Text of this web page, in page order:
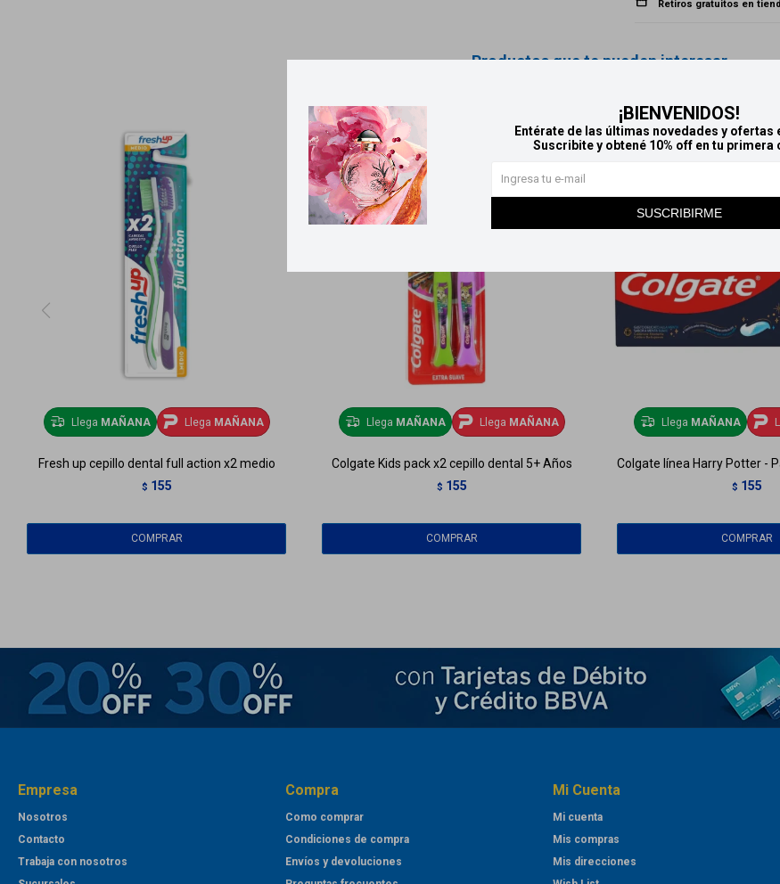
¡BIENVENIDOS!
Entérate de las últimas novedades y ofertas
Suscribite y obtené 10% off en tu primera
SUSCRIBIRME
Retiros gratuitos en
Productos que te pueden interesar
Llega MAÑANA Llega MAÑANA
Fresh up cepillo dental full action x2 medio
$ 155
Llega MAÑANA Llega MAÑANA
Colgate Kids pack x2 cepillo dental 5+ Años
$ 155
Llega MAÑANA
Colgate línea Harry Potter -
$ 155
Empresa
Nosotros
Contacto
Trabaja con nosotros
Compra
Como comprar
Condiciones de compra
Envíos y devoluciones
Mi Cuenta
Mi cuenta
Mis compras
Mis direcciones